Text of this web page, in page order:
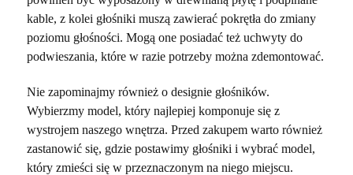
kable, z kolei głośniki muszą zawierać pokrętła do zmiany
poziomu głośności. Mogą one posiadać też uchwyty do
podwieszania, które w razie potrzeby można zdemontować.
Nie zapominajmy również o designie głośników.
Wybierzmy model, który najlepiej komponuje się z
wystrojem naszego wnętrza. Przed zakupem warto również
zastanowić się, gdzie postawimy głośniki i wybrać model,
który zmieści się w przeznaczonym na niego miejscu.